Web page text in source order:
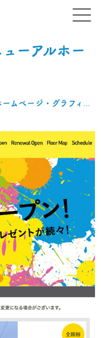
デザイン・ホームページ・
ーアルホー
岡山市の制作会社ホノカのホームページ・グラフィック制作実績